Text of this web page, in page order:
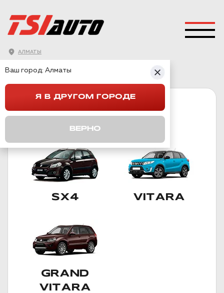
АЛМАТЫ
ПОДКАТЕГОРИИ
SX4 VITARA
GRAND
VITARA
Ваш город: Алматы
Я В ДРУГОМ ГОРОДЕ
ВЕРНО